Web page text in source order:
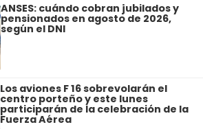
ANSES: cuándo cobran jubilados y
pensionados en agosto de 2026,
según el DNI
Los aviones F 16 sobrevolarán el
centro porteño y este lunes
participarán de la celebración de la
Fuerza Aérea